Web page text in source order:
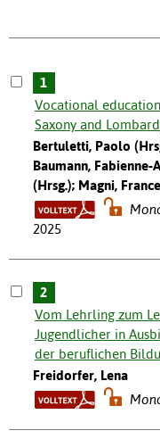
1
Vocational
Saxony and
Bertuletti, Paolo
Baumann,
(Hrsg.); Magni,
2025
2
Vom Lehrling zum
Jugendlicher in
der beruflichen
Freidorfer, Lena